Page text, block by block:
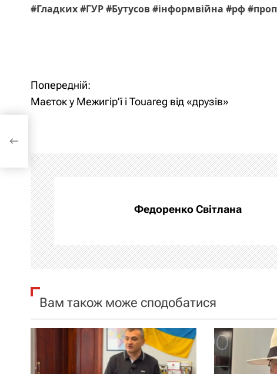
#Гладких #ГУР #Бутусов #інформвійна #рф
Н
а
і
г
а
ц
і
я
а
п
Попередній:
Маєток у Межигір’ї і Touareg від «друзів»
Федоренко Світлана
Вам також може сподобатися